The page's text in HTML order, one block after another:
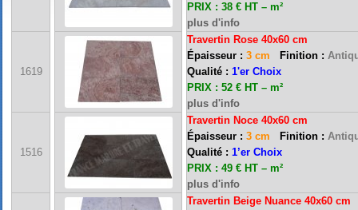
PRIX : 38 € HT – m²
plus d'info
1619
Travertin Rose 40x60 cm
Épaisseur : 3 cm Finition :
Qualité : 1'er Choix
PRIX : 52 € HT – m²
plus d'info
1516
Travertin Noce 40x60 cm
Épaisseur : 3 cm Finition :
Qualité : 1’er Choix
PRIX : 49 € HT – m²
plus d'info
Travertin Beige Nuance 40x60 cm